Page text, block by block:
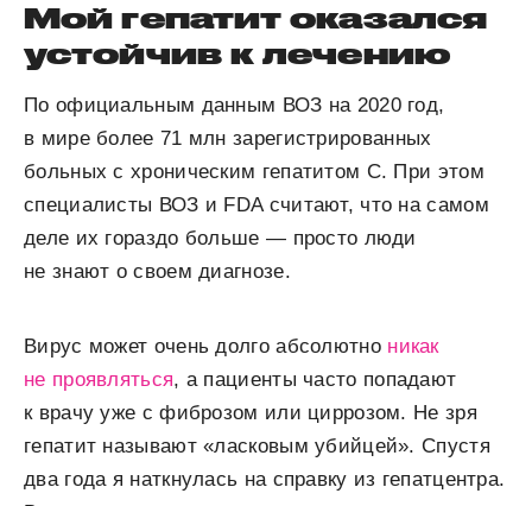
Мой гепатит оказался
устойчив к лечению
По официальным данным ВОЗ на 2020 год,
в мире более 71 млн зарегистрированных
больных с хроническим гепатитом С. При этом
специалисты ВОЗ и FDA считают, что на самом
деле их гораздо больше — просто люди
не знают о своем диагнозе.
Вирус может очень долго абсолютно никак
не проявляться, а пациенты часто попадают
к врачу уже с фиброзом или циррозом. Не зря
гепатит называют «ласковым убийцей». Спустя
два года я наткнулась на справку из гепатцентра.